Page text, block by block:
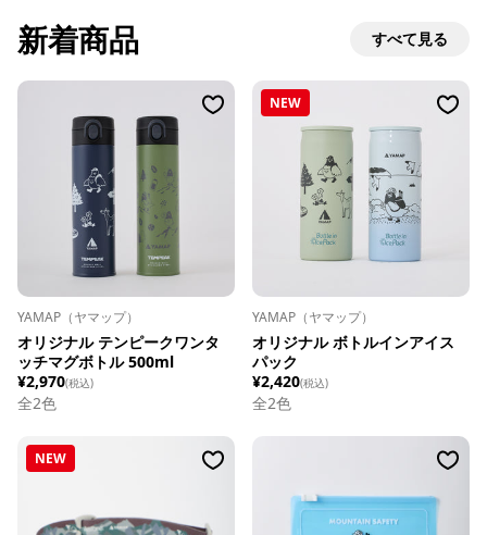
新着商品 すべて見る
YAMAP（ヤマップ）
オリジナル テンピークワンタ
ッチマグボトル 500ml
¥2,970(税込)
全2色
NEW
YAMAP（ヤマップ）
オリジナル ボトルインアイス
パック
¥2,420(税込)
全2色
NEW